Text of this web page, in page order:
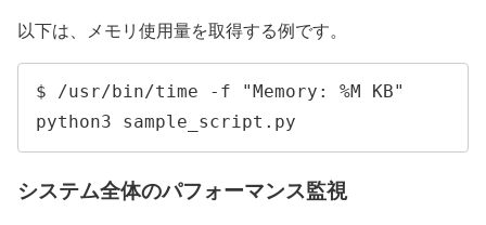
以下は、メモリ使用量を取得する例です。
$ /usr/bin/time -f "Memory: %M KB"
python3 sample_script.py
システム全体のパフォーマンス監視